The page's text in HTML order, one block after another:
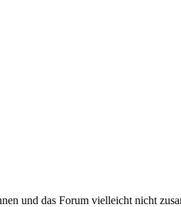
und das Forum vielleicht nicht